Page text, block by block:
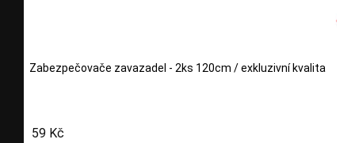
Zabezpečovače zavazadel - 2ks 120cm / exkluzivní kvalita
59 Kč